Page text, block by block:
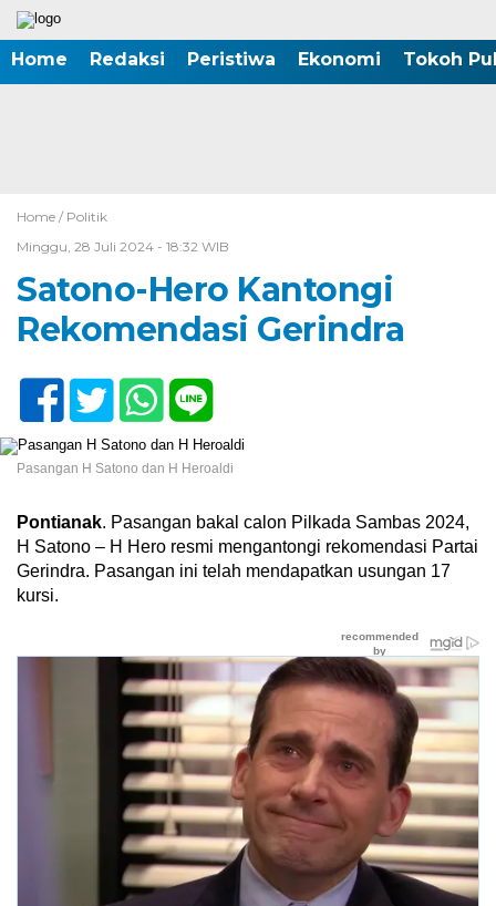
Home Redaksi Peristiwa Ekonomi Tokoh
Home / Politik
Minggu, 28 Juli 2024 - 18:32 WIB
Satono-Hero Kantongi
Rekomendasi Gerindra
Pasangan H Satono dan H Heroaldi
Pontianak. Pasangan bakal calon Pilkada Sambas 2024,
H Satono – H Hero resmi mengantongi rekomendasi Partai
Gerindra. Pasangan ini telah mendapatkan usungan 17
kursi.